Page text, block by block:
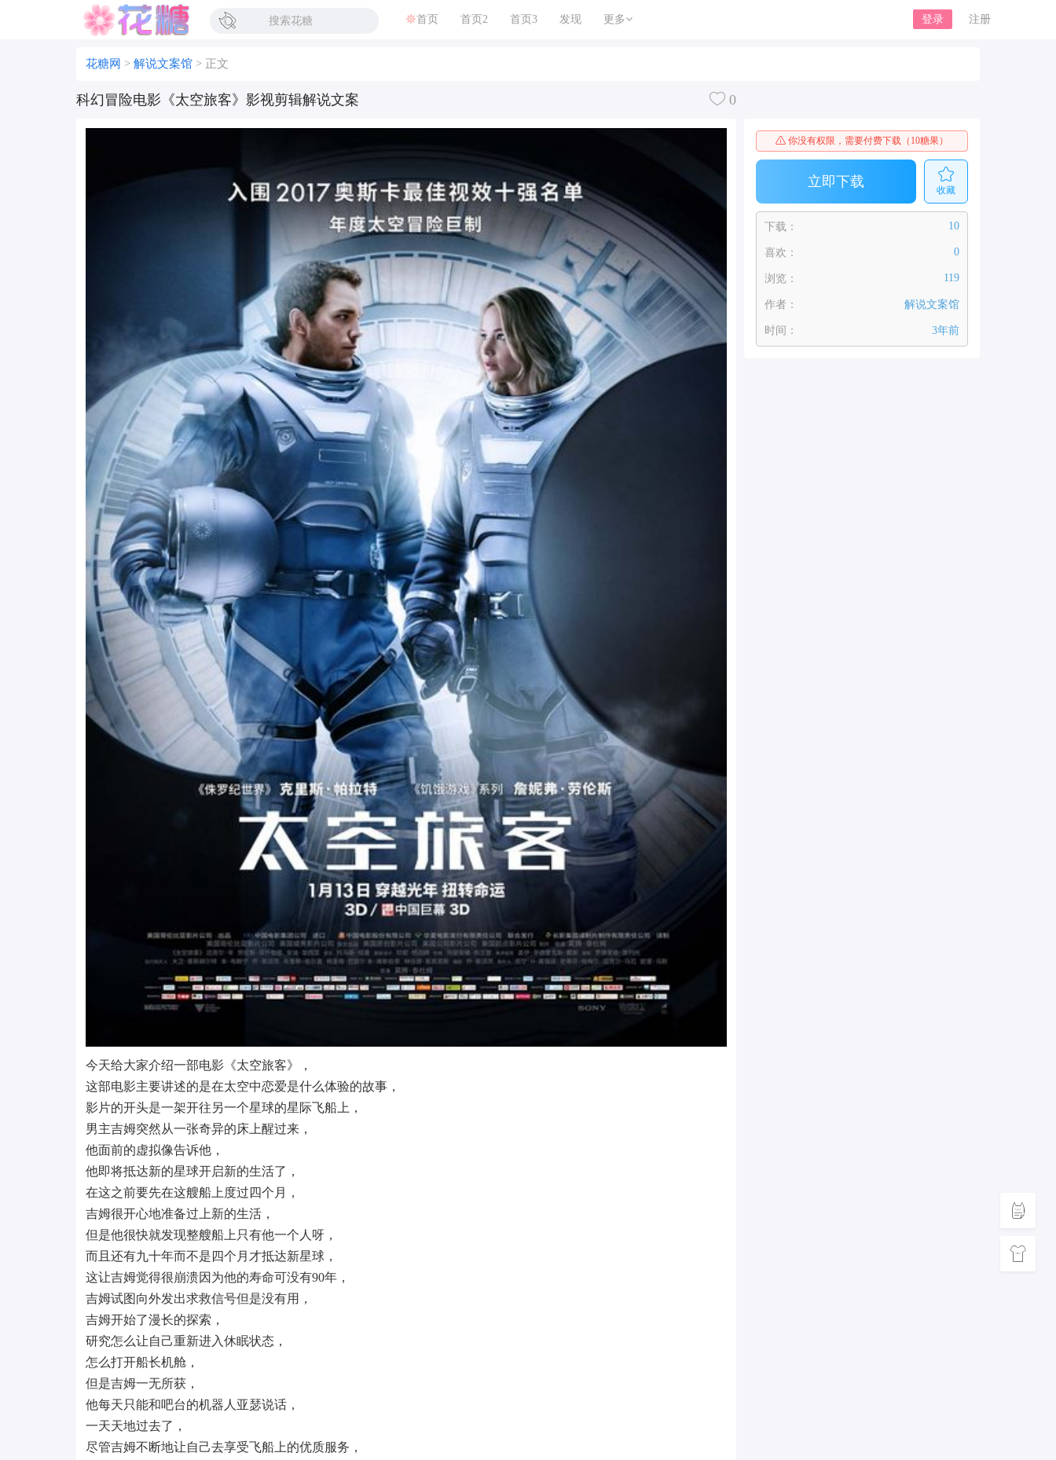
首页 首页2 首页3 发现 更多 登录 注册
花糖网 > 解说文案馆 > 正文
科幻冒险电影《太空旅客》影视剪辑解说文案 0
今天给大家介绍一部电影《太空旅客》，
这部电影主要讲述的是在太空中恋爱是什么体验的故事，
影片的开头是一架开往另一个星球的星际飞船上，
男主吉姆突然从一张奇异的床上醒过来，
他面前的虚拟像告诉他，
他即将抵达新的星球开启新的生活了，
在这之前要先在这艘船上度过四个月，
吉姆很开心地准备过上新的生活，
但是他很快就发现整艘船上只有他一个人呀，
而且还有九十年而不是四个月才抵达新星球，
这让吉姆觉得很崩溃因为他的寿命可没有90年，
吉姆试图向外发出求救信号但是没有用，
吉姆开始了漫长的探索，
研究怎么让自己重新进入休眠状态，
怎么打开船长机舱，
但是吉姆一无所获，
他每天只能和吧台的机器人亚瑟说话，
一天天地过去了，
尽管吉姆不断地让自己去享受飞船上的优质服务，
你没有权限，需要付费下载（10糖果）
立即下载
收藏
下载： 10
喜欢： 0
浏览： 119
作者： 解说文案馆
时间： 3年前